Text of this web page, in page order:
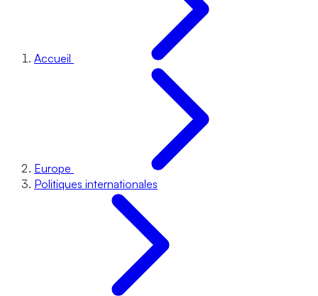
Accueil
Europe
Politiques internationales